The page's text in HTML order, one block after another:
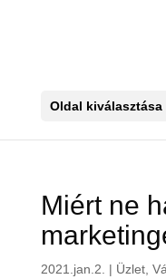
Oldal kiválasztása
Miért ne
2021.jan.2. | Üzlet,